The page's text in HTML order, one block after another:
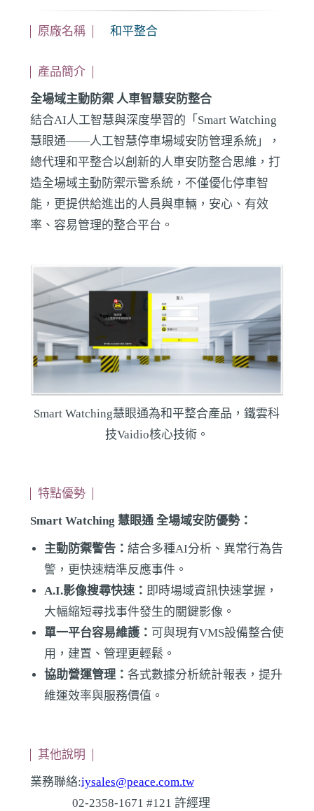
原廠名稱 和平整合
產品簡介
全場域主動防禦 人車智慧安防整合
結合AI人工智慧與深度學習的「Smart Watching
慧眼通——人工智慧停車場域安防管理系統」，
總代理和平整合以創新的人車安防整合思維，打
造全場域主動防禦示警系統，不僅優化停車智
能，更提供給進出的人員與車輛，安心、有效
率、容易管理的整合平台。
Smart Watching慧眼通為和平整合產品，鐵雲科
技Vaidio核心技術。
特點優勢
Smart Watching 慧眼通 全場域安防優勢：
主動防禦警告： 結合多種AI分析、異常行為告
警，更快速精準反應事件。
A.I.影像搜尋快速： 即時場域資訊快速掌握，
大幅縮短尋找事件發生的關鍵影像。
單一平台容易維護： 可與現有VMS設備整合使
用，建置、管理更輕鬆。
協助營運管理： 各式數據分析統計報表，提升
維運效率與服務價值。
其他說明
業務聯絡:iysales@peace.com.tw
02-2358-1671 #121 許經理